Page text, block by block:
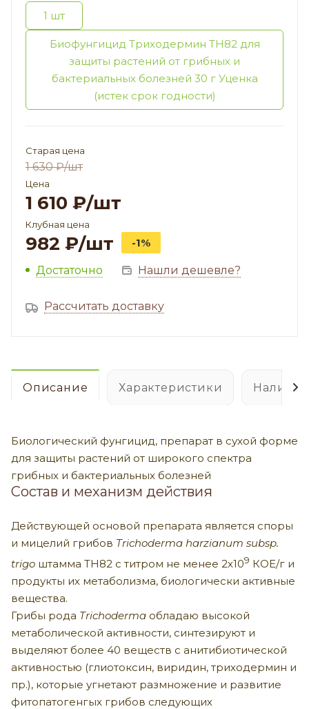
1 шт
Биофунгицид Триходермин ТН82 для
защиты растений от грибных и
бактериальных болезней 30 г Уценка
(истек срок годности)
Старая цена
1 630₽/шт
Цена
1 610 ₽/шт
Клубная цена
982 ₽/шт -1%
Достаточно Нашли дешевле?
Рассчитать доставку
Описание Характеристики
Биологический фунгицид, препарат в сухой форме
для защиты растений от широкого спектра
грибных и бактериальных болезней
Состав и механизм действия
Действующей основой препарата является споры
и мицелий грибов Trichoderma harzianum subsp.
trigo штамма TH82 с титром не менее 2х109 КОЕ/г и
продукты их метаболизма, биологически активные
вещества.
Грибы рода Trichoderma обладаю высокой
метаболической активности, синтезируют и
выделяют более 40 веществ с анитибиотической
активностью (глиотоксин, виридин, триходермин и
пр.), которые угнетают размножение и развитие
фитопатогенгых грибов следующих